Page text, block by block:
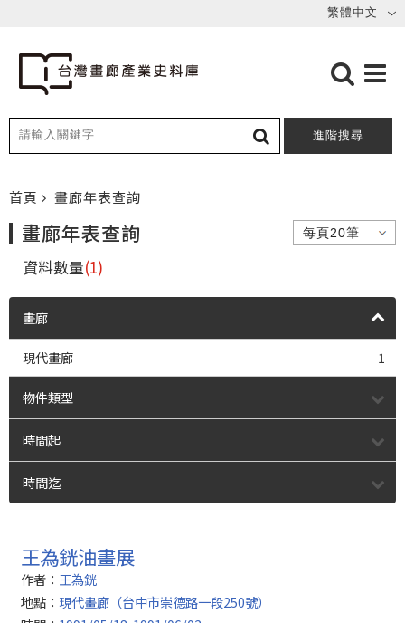
進階搜尋
首頁 畫廊年表查詢
畫廊年表查詢
資料數量(1)
畫廊
現代畫廊 1
物件類型
時間起
時間迄
王為銧油畫展
作者： 王為銧
地點： 現代畫廊（台中市崇德路一段250號）